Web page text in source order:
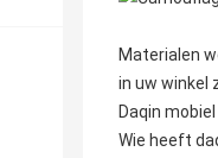
Materialen
in uw winkel
Daqin
Wie heeft